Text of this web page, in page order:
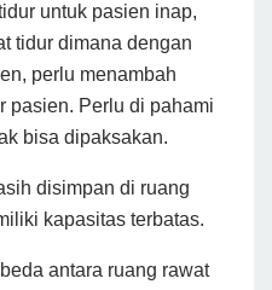
untuk pasien inap,
tidur dimana dengan
perlu menambah
pasien. Perlu di pahami
bisa dipaksakan.
disimpan di ruang
kapasitas terbatas.
antara ruang rawat